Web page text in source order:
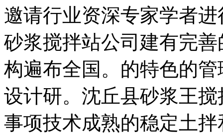
邀请行业资深专家学者
砂浆搅拌站公司建有完
构遍布全国。的特色的
设计研。沈丘县砂浆王
事项技术成熟的稳定土